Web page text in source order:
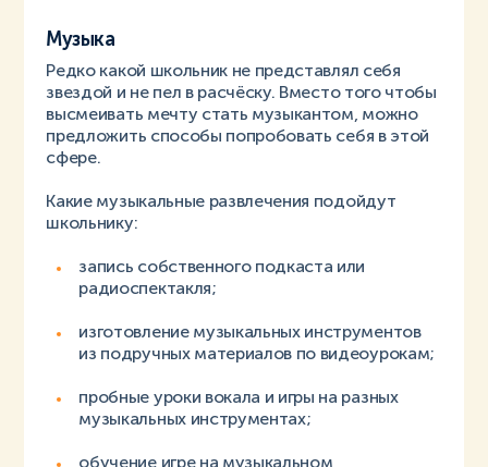
Музыка
Редко какой школьник не представлял себя
звездой и не пел в расчёску. Вместо того чтобы
высмеивать мечту стать музыкантом, можно
предложить способы попробовать себя в этой
сфере.
Какие музыкальные развлечения подойдут
школьнику:
запись собственного подкаста или
радиоспектакля;
изготовление музыкальных инструментов
из подручных материалов по видеоурокам;
пробные уроки вокала и игры на разных
музыкальных инструментах;
обучение игре на музыкальном